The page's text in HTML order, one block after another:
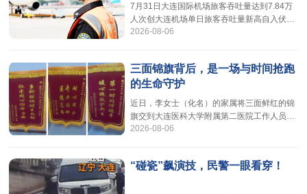
如果这些还算“常规”，还可体验海上游乐项
目，在海上的每一刻，都是与凉意的惬意
7月31日大连国际机场旅客吞吐量达到7.84万
人次创大连机场单日旅客吞吐量新高自入伏以
来，大连持续高温。当不少人寻处纳凉、躲避
夺秒，全力保障暑运航班平稳运行。机务工程
部放行员盛夏机坪热浪蒸腾，放行人员张远征
毂附近还留着上百度的余温，人刚凑近，滚烫
的气流就裹着汗水浸透了工装。刚完成
2026-08-06
三面锦旗背后，是一场与时间抢跑
的生命守护
近日，李女士（化名）的家属将三面鲜红的锦
旗交到大连医科大学附属第二医院工作人员手
中。字句恳切的感谢信里，藏着一段有惊无险
的信任。因孕期存在免疫相关问题，李女士经
2026-08-06
“碰瓷”飙演技，民警一眼看穿！